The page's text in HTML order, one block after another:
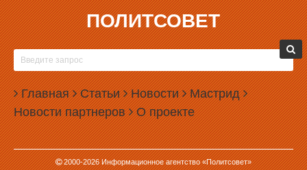
ПОЛИТСОВЕТ
Главная Статьи Новости Мастрид
Новости партнеров О проекте
2000-2026Информационное агентство «Политсовет»
16.11.2007, 10:15
В КАЗАНИ С НЕРАБОТАЮЩИМ ДВИГАТЕЛЕМ
АВАРИЙНО САДИТСЯ ПАССАЖИРСКИЙ
САМОЛЕТ
В аэропорту Казани готовится к аварийной посадке самолет
Як-42, выполнявший рейс Набережные Челны — Москва.
Согласно данным «Интерфакса», у самолета произошел отказ
гидросистемы. В настоящее время самолет кружит над
аэропортом, вырабатывая топливо, готовясь к аварийной